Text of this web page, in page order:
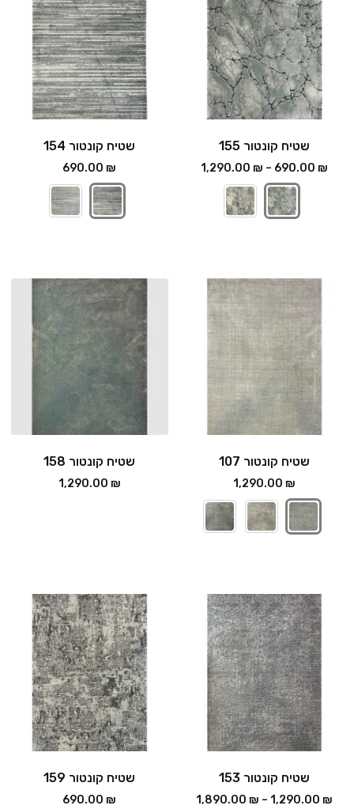
שטיח קונטור 155
690.00 ₪
–
1,290.00 ₪
שטיח קונטור 154
690.00 ₪
שטיח קונטור 107
1,290.00 ₪
שטיח קונטור 158
1,290.00 ₪
שטיח קונטור 153
1,290.00 ₪
–
1,890.00 ₪
שטיח קונטור 159
690.00 ₪